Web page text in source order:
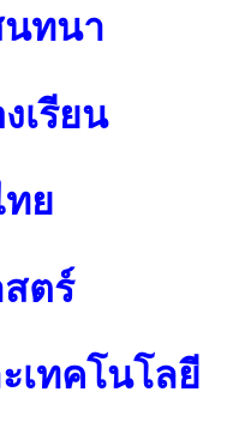
ทนา
เรียน
ย
ตร์
เทคโนโลยี